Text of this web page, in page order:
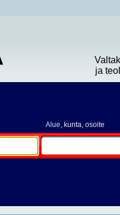
ja
Alue, kunta, osoite